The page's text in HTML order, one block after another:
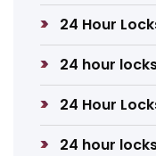
24 Hour
24 hour
24 Hour
24 hour